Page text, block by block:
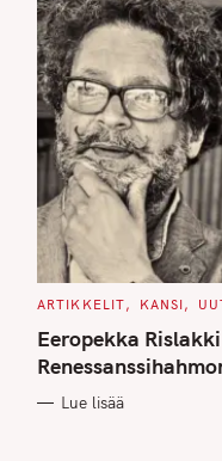
C
T
E
G
O
I
ARTIKKELIT KANSI
Eeropekka
Lue lisää